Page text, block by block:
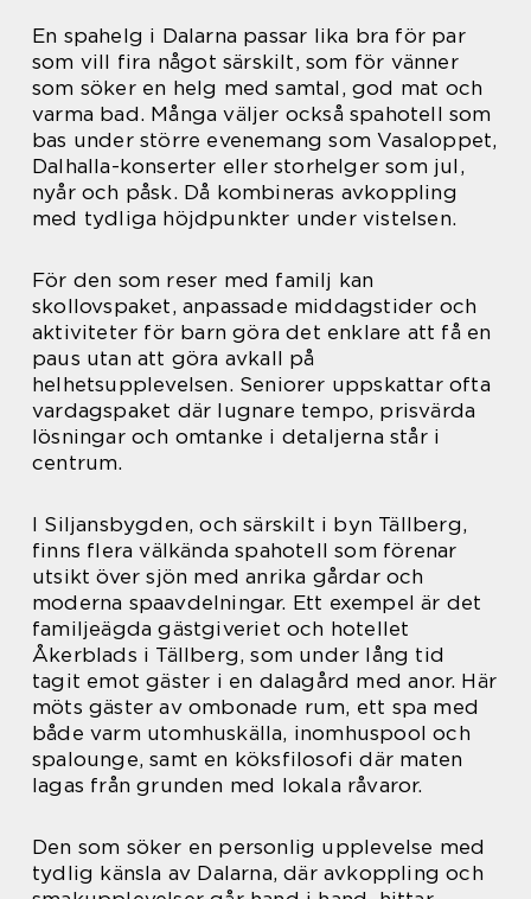
En spahelg i Dalarna passar lika bra för par
som vill fira något särskilt, som för vänner
som söker en helg med samtal, god mat och
varma bad. Många väljer också spahotell som
bas under större evenemang som Vasaloppet,
Dalhalla-konserter eller storhelger som jul,
nyår och påsk. Då kombineras avkoppling
med tydliga höjdpunkter under vistelsen.
För den som reser med familj kan
skollovspaket, anpassade middagstider och
aktiviteter för barn göra det enklare att få en
paus utan att göra avkall på
helhetsupplevelsen. Seniorer uppskattar ofta
vardagspaket där lugnare tempo, prisvärda
lösningar och omtanke i detaljerna står i
centrum.
I Siljansbygden, och särskilt i byn Tällberg,
finns flera välkända spahotell som förenar
utsikt över sjön med anrika gårdar och
moderna spaavdelningar. Ett exempel är det
familjeägda gästgiveriet och hotellet
Åkerblads i Tällberg, som under lång tid
tagit emot gäster i en dalagård med anor. Här
möts gäster av ombonade rum, ett spa med
både varm utomhuskälla, inomhuspool och
spalounge, samt en köksfilosofi där maten
lagas från grunden med lokala råvaror.
Den som söker en personlig upplevelse med
tydlig känsla av Dalarna, där avkoppling och